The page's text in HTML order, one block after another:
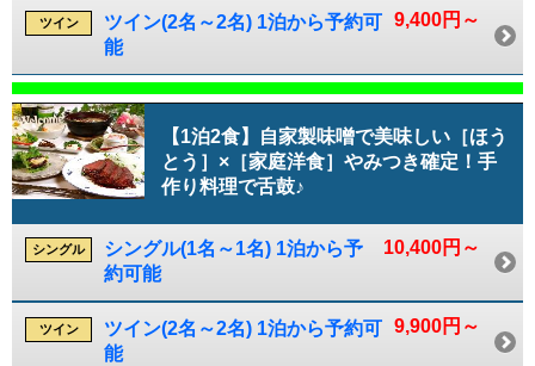
9,400円～
ツイン
ツイン(2名～2名) 1泊から予約可
能
【1泊2食】自家製味噌で美味しい［ほう
とう］×［家庭洋食］やみつき確定！手
作り料理で舌鼓♪
10,400円～
シングル
シングル(1名～1名) 1泊から予
約可能
9,900円～
ツイン
ツイン(2名～2名) 1泊から予約可
能